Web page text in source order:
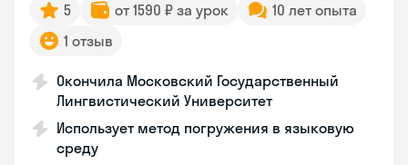
5 от 1590 ₽ за урок
10 лет опыта
1 отзыв
Окончила Московский Государственный
Лингвистический Университет
Использует метод погружения в языковую
среду